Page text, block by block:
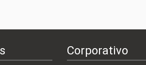
Corporativo